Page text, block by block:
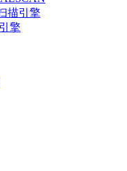
描引擎
擎